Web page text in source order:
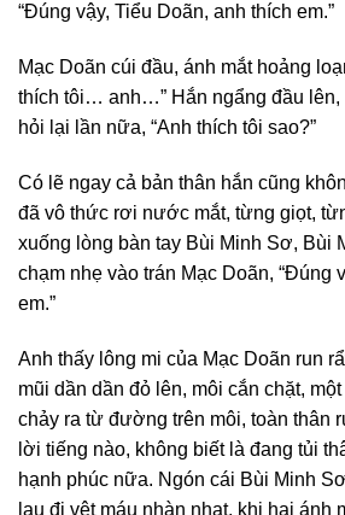
“Đúng vậy, Tiểu Doãn, anh thích em.”
Mạc Doãn cúi đầu, ánh mắt hoảng
thích tôi… anh…” Hắn ngẩng đầu lên,
hỏi lại lần nữa, “Anh thích tôi sao?”
Có lẽ ngay cả bản thân hắn cũng
đã vô thức rơi nước mắt, từng giọt,
xuống lòng bàn tay Bùi Minh Sơ, Bùi
chạm nhẹ vào trán Mạc Doãn, “Đúng
em.”
Anh thấy lông mi của Mạc Doãn run
mũi dần dần đỏ lên, môi cắn chặt,
chảy ra từ đường trên môi, toàn thân
lời tiếng nào, không biết là đang tủi
hạnh phúc nữa. Ngón cái Bùi Minh
lau đi vệt máu nhàn nhạt, khi hai ánh